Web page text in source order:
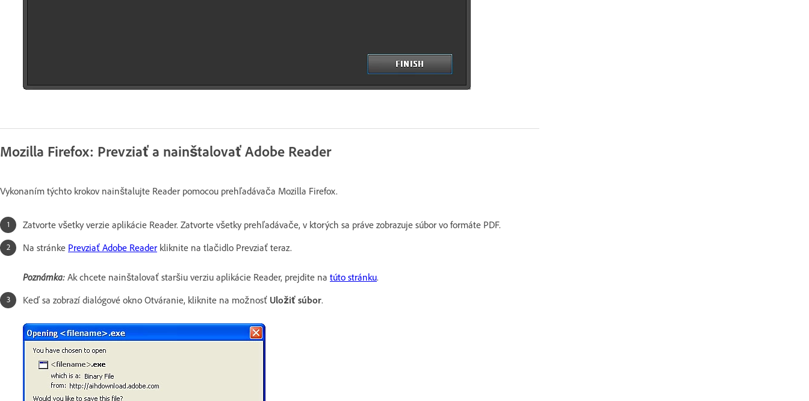
Mozilla Firefox: Prevziať a nainštalovať Adobe Reader
Vykonaním týchto krokov nainštalujte Reader pomocou prehľadávača Mozilla Firefox.
Zatvorte všetky verzie aplikácie Reader. Zatvorte všetky prehľadávače, v ktorých sa práve zobrazuje súbor vo formáte PDF.
Na stránke Prevziať Adobe Reader kliknite na tlačidlo Prevziať teraz.
Poznámka: Ak chcete nainštalovať staršiu verziu aplikácie Reader, prejdite na túto stránku.
Keď sa zobrazí dialógové okno Otváranie, kliknite na možnosť Uložiť súbor.